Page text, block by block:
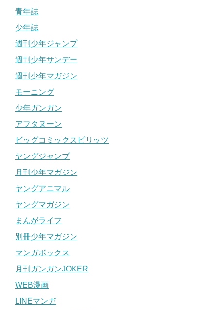
青年誌
少年誌
週刊少年ジャンプ
週刊少年サンデー
週刊少年マガジン
モーニング
少年ガンガン
アフタヌーン
ビッグコミックスピリッツ
ヤングジャンプ
月刊少年マガジン
ヤングアニマル
ヤングマガジン
まんがライフ
別冊少年マガジン
マンガボックス
月刊ガンガンJOKER
WEB漫画
LINEマンガ